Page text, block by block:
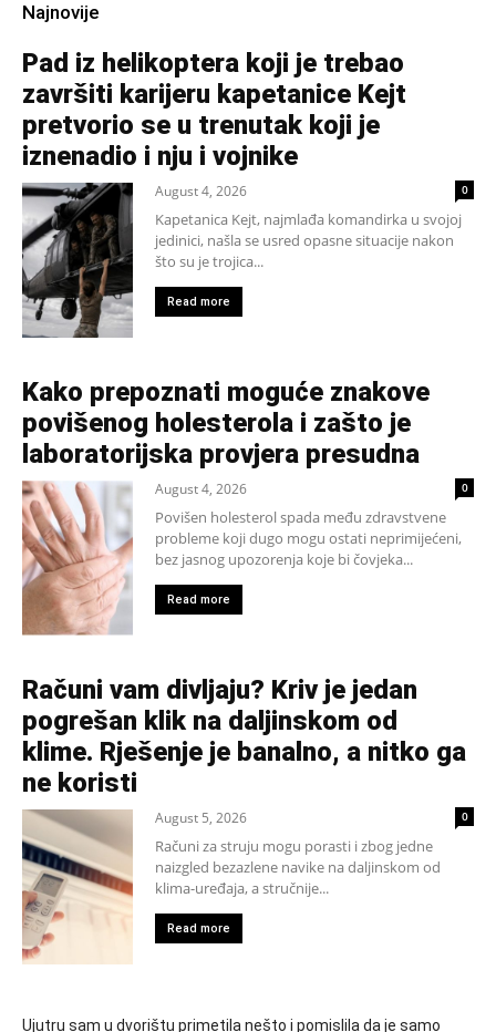
Najnovije
Pad iz helikoptera koji je trebao
završiti karijeru kapetanice Kejt
pretvorio se u trenutak koji je
iznenadio i nju i vojnike
August 4, 2026 0
Kapetanica Kejt, najmlađa komandirka u svojoj
jedinici, našla se usred opasne situacije nakon
što su je trojica...
Read more
Kako prepoznati moguće znakove
povišenog holesterola i zašto je
laboratorijska provjera presudna
August 4, 2026 0
Povišen holesterol spada među zdravstvene
probleme koji dugo mogu ostati neprimijećeni,
bez jasnog upozorenja koje bi čovjeka...
Read more
Računi vam divljaju? Kriv je jedan
pogrešan klik na daljinskom od
klime. Rješenje je banalno, a nitko ga
ne koristi
August 5, 2026 0
Računi za struju mogu porasti i zbog jedne
naizgled bezazlene navike na daljinskom od
klima-uređaja, a stručnije...
Read more
Ujutru sam u dvorištu primetila nešto i pomislila da je samo